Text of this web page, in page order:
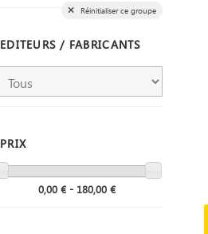
Réinitialiser ce groupe
EDITEURS / FABRICANTS
PRIX
0,00 € - 180,00 €